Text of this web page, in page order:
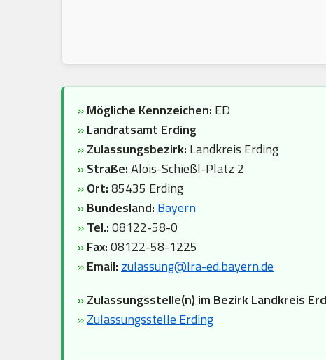
»Mögliche Kennzeichen: ED
»Landratsamt Erding
»Zulassungsbezirk: Landkreis Erding
»Straße:Alois-Schießl-Platz 2
»Ort:85435 Erding
»Bundesland: Bayern
»Tel.:08122-58-0
»Fax:08122-58-1225
»Email: zulassung@lra-ed.bayern.de
»Zulassungsstelle(n) im Bezirk Landkreis
»Zulassungsstelle Erding